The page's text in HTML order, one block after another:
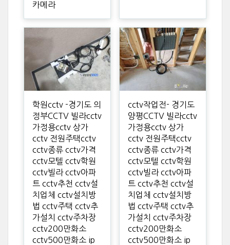
카메라
학원cctv -경기도 의
정부CCTV 빌라cctv
가정용cctv 상가
cctv 전원주택cctv
cctv종류 cctv가격
cctv모텔 cctv학원
cctv빌라 cctv아파
트 cctv추천 cctv설
치업체 cctv설치방
법 cctv주택 cctv추
가설치 cctv주차장
cctv200만화소
cctv500만화소 ip
cctv작업전- 경기도
양평CCTV 빌라cctv
가정용cctv 상가
cctv 전원주택cctv
cctv종류 cctv가격
cctv모텔 cctv학원
cctv빌라 cctv아파
트 cctv추천 cctv설
치업체 cctv설치방
법 cctv주택 cctv추
가설치 cctv주차장
cctv200만화소
cctv500만화소 ip